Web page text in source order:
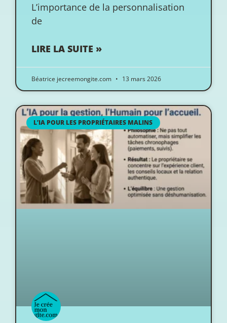
L’importance de la personnalisation
de
LIRE LA SUITE »
Béatrice jecreemongite.com 13 mars 2026
L’IA POUR LES PROPRIÉTAIRES MALINS